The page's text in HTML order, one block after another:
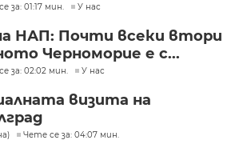
за: 01:17 мин. У нас
НАП: Почти всеки втори
Черноморие е с...
за: 02:02 мин. У нас
визита на
Чете се за: 04:07 мин.